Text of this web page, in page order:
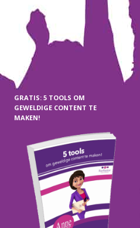
GRATIS: 5 TOOLS OM
GEWELDIGE CONTENT TE
MAKEN!